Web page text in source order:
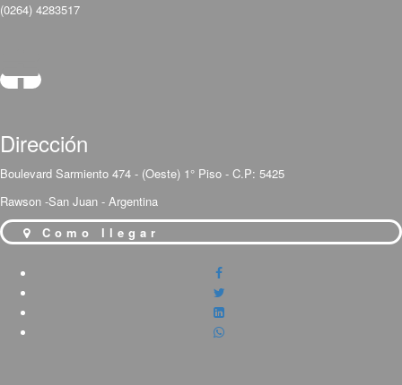
(0264) 4283517
Dirección
Boulevard Sarmiento 474 - (Oeste) 1° Piso - C.P: 5425
Rawson -San Juan - Argentina
Como llegar